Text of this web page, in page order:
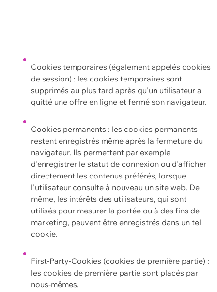
Cookies temporaires (également appelés cookies
de session) : les cookies temporaires sont
supprimés au plus tard après qu'un utilisateur a
quitté une offre en ligne et fermé son navigateur.
Cookies permanents : les cookies permanents
restent enregistrés même après la fermeture du
navigateur. Ils permettent par exemple
d'enregistrer le statut de connexion ou d'afficher
directement les contenus préférés, lorsque
l'utilisateur consulte à nouveau un site web. De
même, les intérêts des utilisateurs, qui sont
utilisés pour mesurer la portée ou à des fins de
marketing, peuvent être enregistrés dans un tel
cookie.
First-Party-Cookies (cookies de première partie) :
les cookies de première partie sont placés par
nous-mêmes.